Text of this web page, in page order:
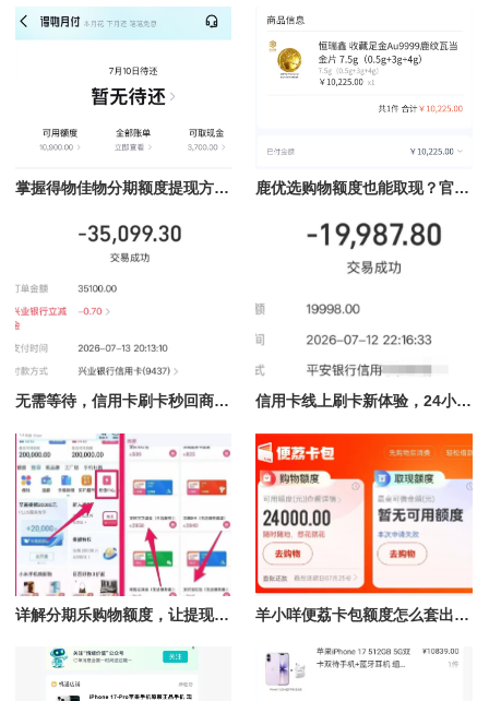
掌握得物佳物分期额度提现方法，轻松提现秒到不再难 鹿优选购物额度也能取现？官方可行办法全解析
无需等待，信用卡刷卡秒回商家服务24小时在线 信用卡线上刷卡新体验，24小时在线随时结算的魅力揭秘
详解分期乐购物额度，让提现变得如此简单！ 羊小咩便荔卡包额度怎么套出来的,推荐全新取现秒到的操作方法